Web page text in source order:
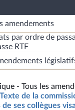
amendements
par ordre de
RTF
- Tous les
Texte de la
de ses collègues